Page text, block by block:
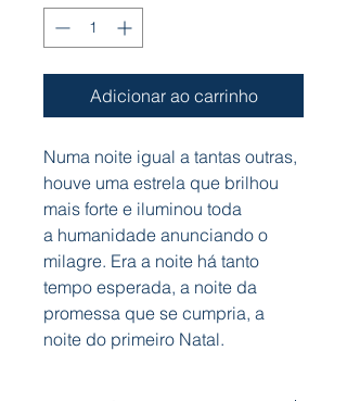
Adicionar ao carrinho
Numa noite igual a tantas outras,
houve uma estrela que brilhou
mais forte e iluminou toda
a humanidade anunciando o
milagre. Era a noite há tanto
tempo esperada, a noite da
promessa que se cumpria, a
noite do primeiro Natal.